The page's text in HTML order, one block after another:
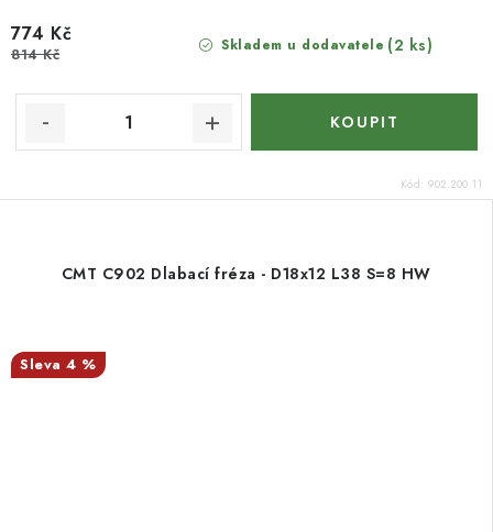
Skladem u dodavatele (2 ks)
774 Kč
814 Kč
Kód: 902.200.11
CMT C902 Dlabací fréza - D18x12 L38 S=8 HW
4 %